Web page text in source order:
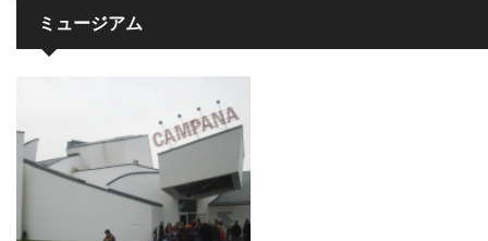
ミュージアム